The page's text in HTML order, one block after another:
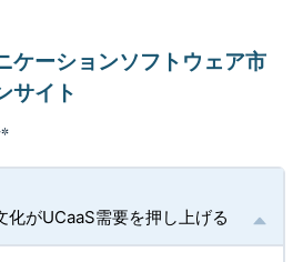
ケーションソフトウェア市
サイト
*
化がUCaaS需要を押し上げる